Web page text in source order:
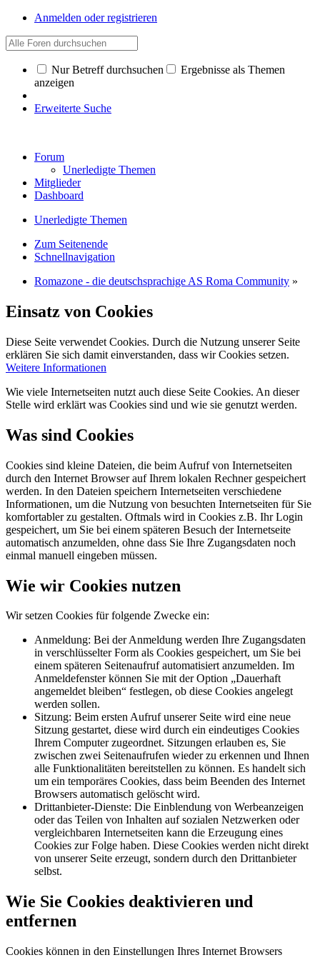
Anmelden oder registrieren
Nur Betreff durchsuchen
Ergebnisse als Themen
anzeigen
Erweiterte Suche
Forum
Unerledigte Themen
Mitglieder
Dashboard
Unerledigte Themen
Zum Seitenende
Schnellnavigation
Romazone - die deutschsprachige AS Roma Community »
Einsatz von Cookies
Diese Seite verwendet Cookies. Durch die Nutzung unserer Seite
erklären Sie sich damit einverstanden, dass wir Cookies setzen.
Weitere Informationen
Wie viele Internetseiten nutzt auch diese Seite Cookies. An dieser
Stelle wird erklärt was Cookies sind und wie sie genutzt werden.
Was sind Cookies
Cookies sind kleine Dateien, die beim Aufruf von Internetseiten
durch den Internet Browser auf Ihrem lokalen Rechner gespeichert
werden. In den Dateien speichern Internetseiten verschiedene
Informationen, um die Nutzung von besuchten Internetseiten für Sie
komfortabler zu gestalten. Oftmals wird in Cookies z.B. Ihr Login
gespeichert, um Sie bei einem späteren Besuch der Internetseite
automatisch anzumelden, ohne dass Sie Ihre Zugangsdaten noch
einmal manuell eingeben müssen.
Wie wir Cookies nutzen
Wir setzen Cookies für folgende Zwecke ein:
Anmeldung: Bei der Anmeldung werden Ihre Zugangsdaten
in verschlüsselter Form als Cookies gespeichert, um Sie bei
einem späteren Seitenaufruf automatisiert anzumelden. Im
Anmeldefenster können Sie mit der Option „Dauerhaft
angemeldet bleiben“ festlegen, ob diese Cookies angelegt
werden sollen.
Sitzung: Beim ersten Aufruf unserer Seite wird eine neue
Sitzung gestartet, diese wird durch ein eindeutiges Cookies
Ihrem Computer zugeordnet. Sitzungen erlauben es, Sie
zwischen zwei Seitenaufrufen wieder zu erkennen und Ihnen
alle Funktionalitäten bereitstellen zu können. Es handelt sich
um ein temporäres Cookies, dass beim Beenden des Internet
Browsers automatisch gelöscht wird.
Drittanbieter-Dienste: Die Einblendung von Werbeanzeigen
oder das Teilen von Inhalten auf sozialen Netzwerken oder
vergleichbaren Internetseiten kann die Erzeugung eines
Cookies zur Folge haben. Diese Cookies werden nicht direkt
von unserer Seite erzeugt, sondern durch den Drittanbieter
selbst.
Wie Sie Cookies deaktivieren und
entfernen
Cookies können in den Einstellungen Ihres Internet Browsers